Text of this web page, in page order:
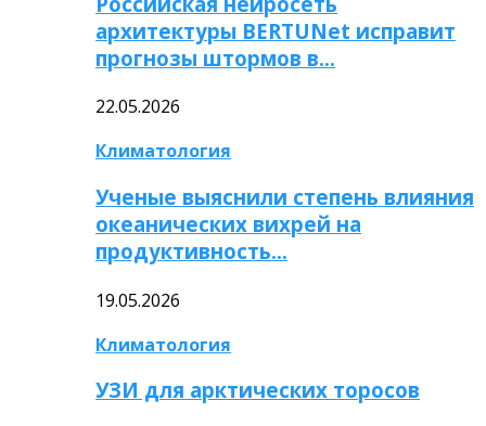
архитектуры BERTUNet исправит
прогнозы штормов в…
22.05.2026
Климатология
Ученые выяснили степень влияния
океанических вихрей на
продуктивность…
19.05.2026
Климатология
УЗИ для арктических торосов